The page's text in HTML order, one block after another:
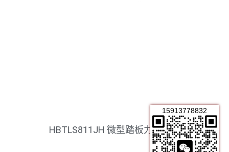
HBTLS811JH 微型踏板力传感器
15913778832